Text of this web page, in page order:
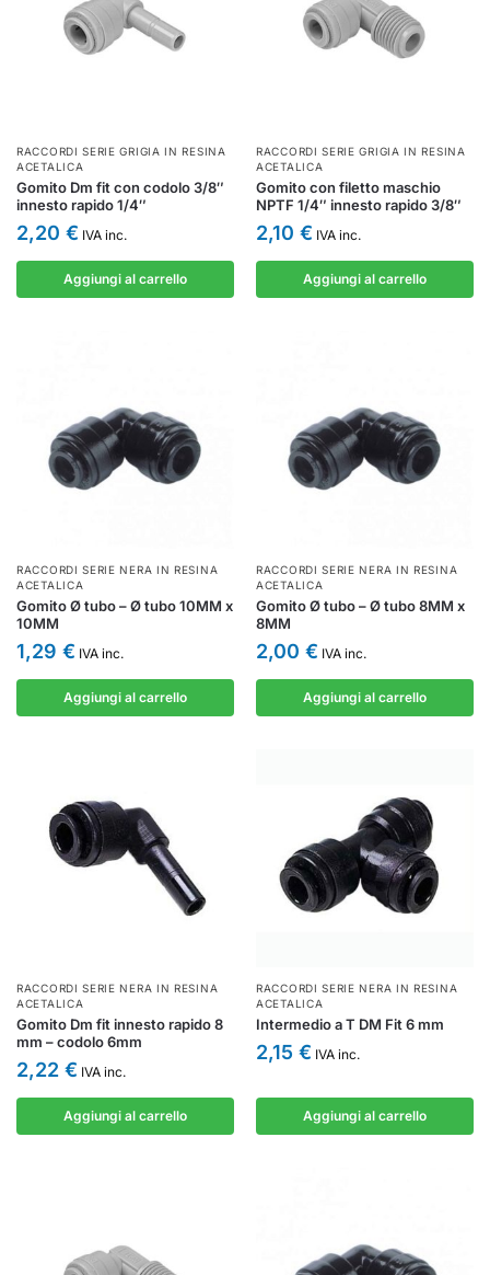
RACCORDI SERIE GRIGIA IN RESINA
ACETALICA
Gomito Dm fit con codolo 3/8″
innesto rapido 1/4″
2,20 € IVA inc.
Aggiungi al carrello
RACCORDI SERIE GRIGIA IN RESINA
ACETALICA
Gomito con filetto maschio
NPTF 1/4″ innesto rapido 3/8″
2,10 € IVA inc.
Aggiungi al carrello
RACCORDI SERIE NERA IN RESINA
ACETALICA
Gomito Ø tubo – Ø tubo 10MM x
10MM
1,29 € IVA inc.
Aggiungi al carrello
RACCORDI SERIE NERA IN RESINA
ACETALICA
Gomito Ø tubo – Ø tubo 8MM x
8MM
2,00 € IVA inc.
Aggiungi al carrello
RACCORDI SERIE NERA IN RESINA
ACETALICA
Gomito Dm fit innesto rapido 8
mm – codolo 6mm
2,22 € IVA inc.
Aggiungi al carrello
RACCORDI SERIE NERA IN RESINA
ACETALICA
Intermedio a T DM Fit 6 mm
2,15 € IVA inc.
Aggiungi al carrello